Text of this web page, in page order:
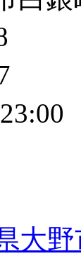
大